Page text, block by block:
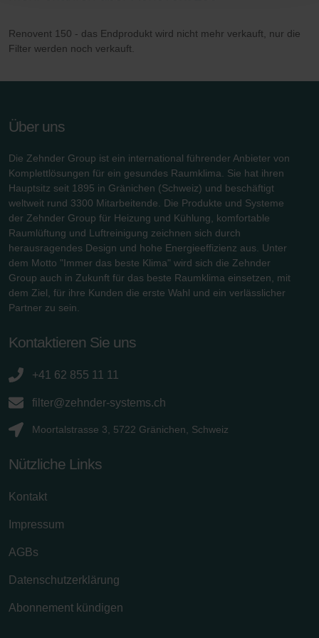
Zehnder Group België nv/sa: Déclarations de confidentialité
Zehnder Group Czech Republic s.r.o.: Zásady ochrany
Zehnder Group France: Protection des données
Zehnder Group İç Mekan İklimlendirme Sanayi ve Ticaret
Zehnder Group Nederland bv: Privacyverklaringen
Zehnder Group Sales International: Privacy Policy
Zehnder Group Schweiz AG: Datenschutz
Zehnder Polska Sp. z o.o.: Oświadczenie o ochronie
danych Zehnder
Zehnder Group UK Limited: Privacy Policy
Renovent 150 - das Endprodukt wird nicht mehr verkauft, nur die
Filter werden noch verkauft.
Über uns
Die Zehnder Group ist ein international führender Anbieter von
Komplettlösungen für ein gesundes Raumklima. Sie hat ihren
Hauptsitz seit 1895 in Gränichen (Schweiz) und beschäftigt
weltweit rund 3300 Mitarbeitende. Die Produkte und Systeme
der Zehnder Group für Heizung und Kühlung, komfortable
Raumlüftung und Luftreinigung zeichnen sich durch
herausragendes Design und hohe Energieeffizienz aus. Unter
dem Motto "Immer das beste Klima" wird sich die Zehnder
Group auch in Zukunft für das beste Raumklima einsetzen, mit
dem Ziel, für ihre Kunden die erste Wahl und ein verlässlicher
Partner zu sein.
Kontaktieren Sie uns
+41 62 855 11 11
filter@zehnder-systems.ch
Moortalstrasse 3, 5722 Gränichen, Schweiz
Nützliche Links
Kontakt
Impressum
AGBs
Datenschutzerklärung
Abonnement kündigen